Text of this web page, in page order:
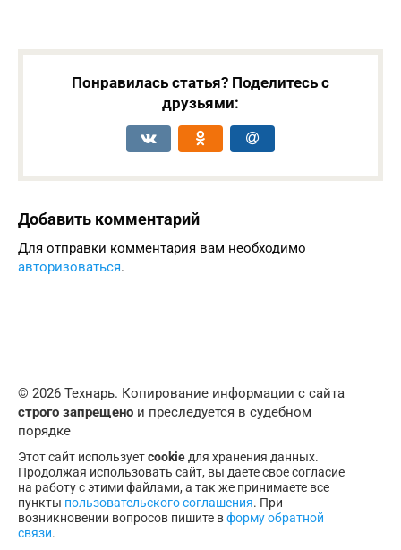
Понравилась статья? Поделитесь с
друзьями:
Добавить комментарий
Для отправки комментария вам необходимо
авторизоваться.
© 2026 Технарь. Копирование информации с сайта
строго запрещено и преследуется в судебном
порядке
Этот сайт используетcookie для хранения данных.
Продолжая использовать сайт, вы даете свое согласие
на работу с этими файлами, а так же принимаете все
пункты пользовательского соглашения. При
возникновении вопросов пишите вформу обратной
связи.